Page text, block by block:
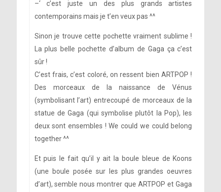
–‘ c’est juste un des plus grands artistes
contemporains mais je t’en veux pas ^^
Sinon je trouve cette pochette vraiment sublime !
La plus belle pochette d’album de Gaga ça c’est
sûr !
C’est frais, c’est coloré, on ressent bien ARTPOP !
Des morceaux de la naissance de Vénus
(symbolisant l’art) entrecoupé de morceaux de la
statue de Gaga (qui symbolise plutôt la Pop), les
deux sont ensembles ! We could we could belong
together ^^
Et puis le fait qu’il y ait la boule bleue de Koons
(une boule posée sur les plus grandes oeuvres
d’art), semble nous montrer que ARTPOP et Gaga